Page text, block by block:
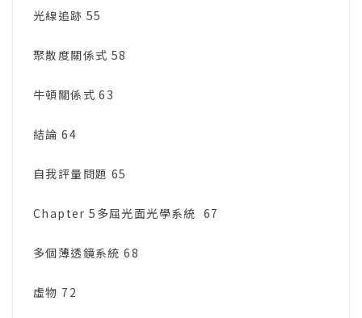
光線追跡 55
聚散度關係式 58
牛頓關係式 63
結論 64
自我評量問題 65
Chapter 5多屈光面光學系統 67
多個薄透鏡系統 68
虛物 72